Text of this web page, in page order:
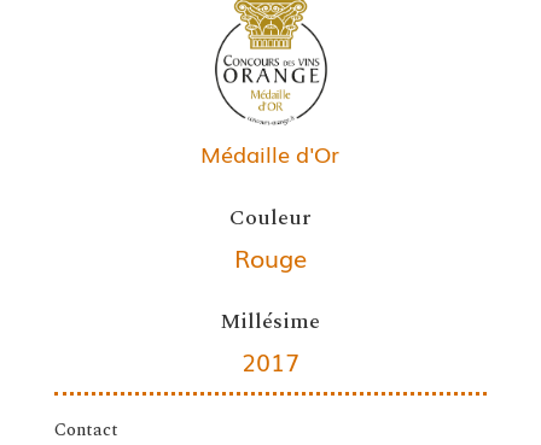
Médaille d'Or
Couleur
Rouge
Millésime
2017
Contact